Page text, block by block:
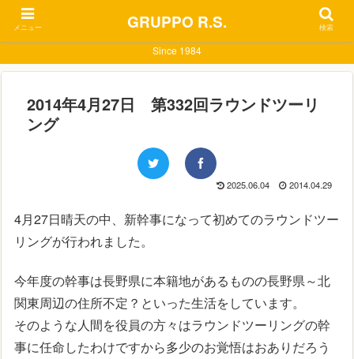
Since 1984
2014年4月27日 第332回ラウンドツーリ
ング
2025.06.04 2014.04.29
4月27日晴天の中、新幹事になって初めてのラウンドツー
リングが行われました。
今年度の幹事は長野県に本籍地があるものの長野県～北
関東周辺の住所不定？といった生活をしています。
そのような人間を役員の方々はラウンドツーリングの幹
事に任命したわけですから多少のお覚悟はおありだろう
メニュー GRUPPO R.S. 検索